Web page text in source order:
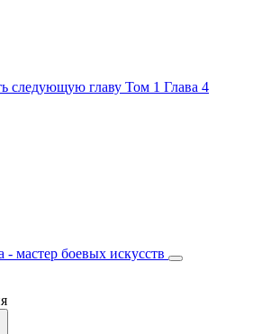
следующую главу Том 1 Глава 4
- мастер боевых искусств